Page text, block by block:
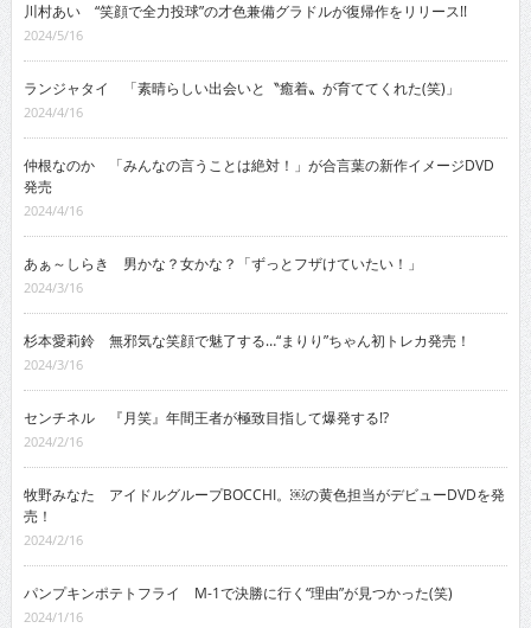
川村あい “笑顔で全力投球”の才色兼備グラドルが復帰作をリリース!!
2024/5/16
ランジャタイ 「素晴らしい出会いと〝癒着〟が育ててくれた(笑)」
2024/4/16
仲根なのか 「みんなの言うことは絶対！」が合言葉の新作イメージDVD
発売
2024/4/16
あぁ～しらき 男かな？女かな？「ずっとフザけていたい！」
2024/3/16
杉本愛莉鈴 無邪気な笑顔で魅了する…“まりり”ちゃん初トレカ発売！
2024/3/16
センチネル 『月笑』年間王者が極致目指して爆発する!?
2024/2/16
牧野みなた アイドルグループBOCCHI。￼の黄色担当がデビューDVDを発
売！
2024/2/16
パンプキンポテトフライ M-1で決勝に行く“理由”が見つかった(笑)
2024/1/16